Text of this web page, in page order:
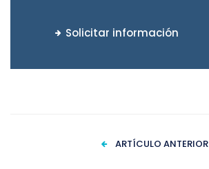
Solicitar información
ARTÍCULO ANTERIOR